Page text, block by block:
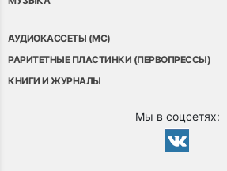
АУДИОКАССЕТЫ (MC)
РАРИТЕТНЫЕ ПЛАСТИНКИ (ПЕРВОПРЕССЫ)
КНИГИ И ЖУРНАЛЫ
Мы в соцсетях: